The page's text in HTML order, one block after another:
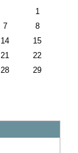
1
7
8
14
15
21
22
28
29